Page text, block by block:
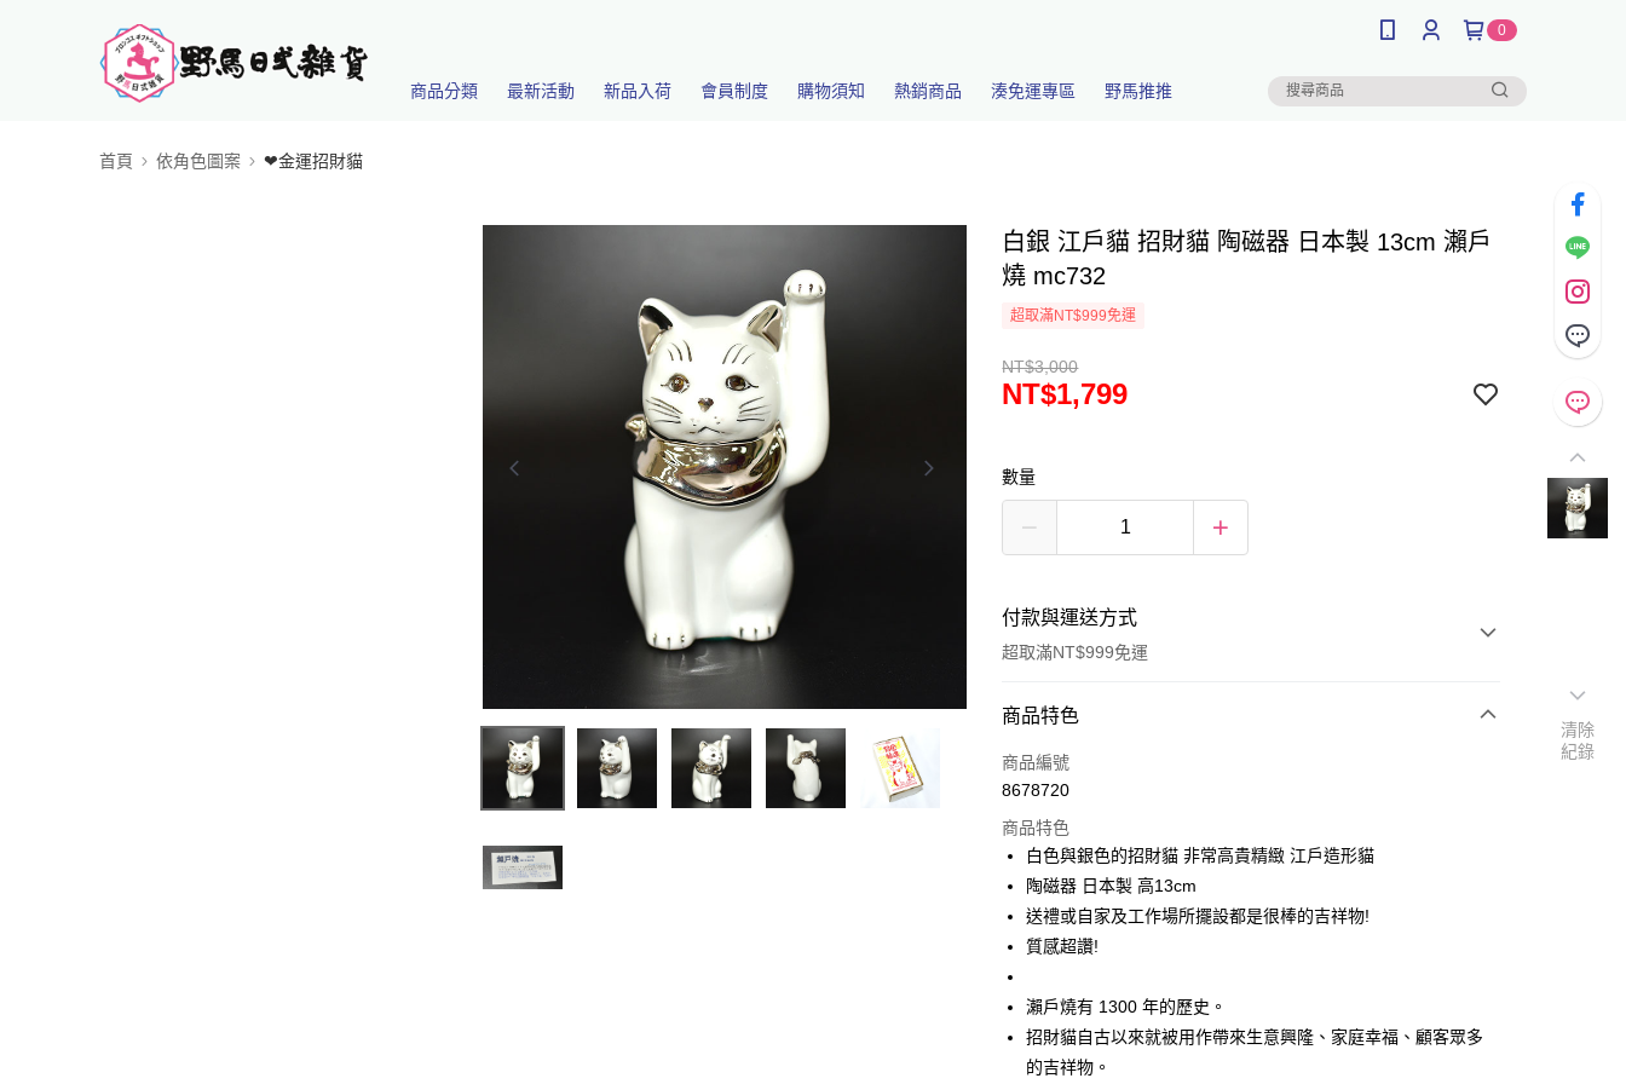
0
商品分類 最新活動 新品入荷 會員制度 購物須知 熱銷商品 湊免運專區 野馬推推
首頁 依角色圖案 ❤金運招財貓
白銀 江戶貓 招財貓 陶磁器 日本製 13cm 瀨戶
燒 mc732
超取滿NT$999免運
NT$3,000
NT$1,799
數量
付款與運送方式
超取滿NT$999免運
付款方式
信用卡一次付款
3 期 0 利率 每期NT$599
合作金庫商業銀行
華南商業銀行
彰化商業銀行
國泰世華商業銀行
匯豐（台灣）商業銀行
聯邦商業銀行
遠東國際商業銀行
元大商業銀行
超商取貨付款
Apple Pay
悠遊付
商品特色
商品編號
8678720
商品特色
白色與銀色的招財貓 非常高貴精緻 江戶造形貓
陶磁器 日本製 高13cm
送禮或自家及工作場所擺設都是很棒的吉祥物!
質感超讚!
瀨戶燒有 1300 年的歷史。
招財貓自古以來就被用作帶來生意興隆、家庭幸福、顧客眾多
的吉祥物。
清除
紀錄